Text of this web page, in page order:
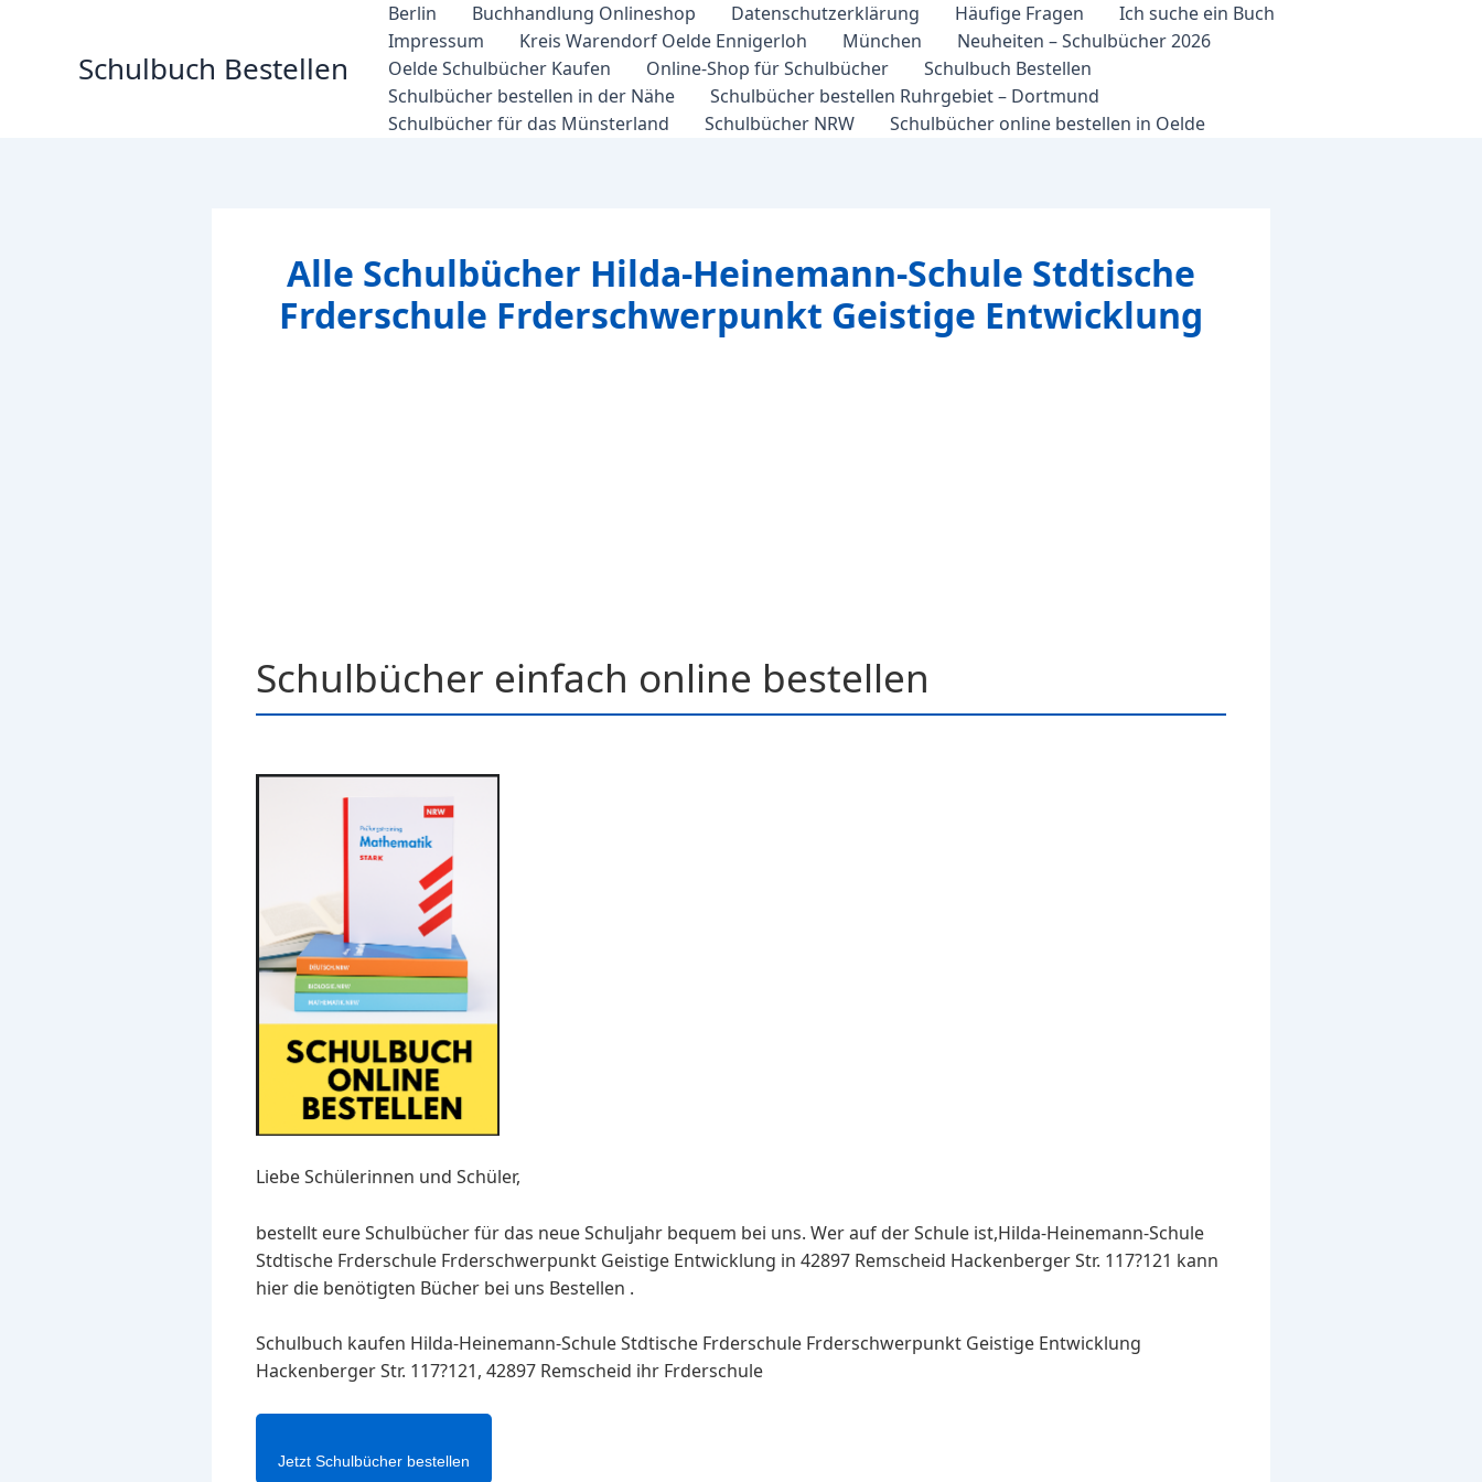
Schulbuch Bestellen
Berlin Buchhandlung Onlineshop Datenschutzerklärung Häufige Fragen
Ich suche ein Buch
Impressum
Kreis Warendorf Oelde Ennigerloh München
Neuheiten – Schulbücher 2026
Oelde Schulbücher Kaufen
Online-Shop für Schulbücher
Schulbuch Bestellen
Schulbücher bestellen in der Nähe
Schulbücher bestellen Ruhrgebiet – Dortmund
Schulbücher für das Münsterland
Schulbücher NRW Schulbücher online bestellen in Oelde
Alle Schulbücher Hilda-Heinemann-Schule Stdtische
Frderschule Frderschwerpunkt Geistige Entwicklung
Schulbücher einfach online bestellen
Liebe Schülerinnen und Schüler,
bestellt eure Schulbücher für das neue Schuljahr bequem bei uns. Wer auf der Schule ist,Hilda-Heinemann-Schule
Stdtische Frderschule Frderschwerpunkt Geistige Entwicklung in 42897 Remscheid Hackenberger Str. 117?121 kann
hier die benötigten Bücher bei uns Bestellen .
Schulbuch kaufen Hilda-Heinemann-Schule Stdtische Frderschule Frderschwerpunkt Geistige Entwicklung
Hackenberger Str. 117?121, 42897 Remscheid ihr Frderschule
Jetzt Schulbücher bestellen